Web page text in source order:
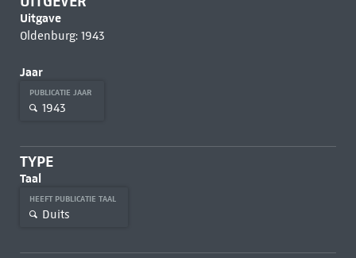
Uitgave
Oldenburg: 1943
Jaar
PUBLICATIE JAAR
1943
TYPE
Taal
HEEFT PUBLICATIE TAAL
Duits